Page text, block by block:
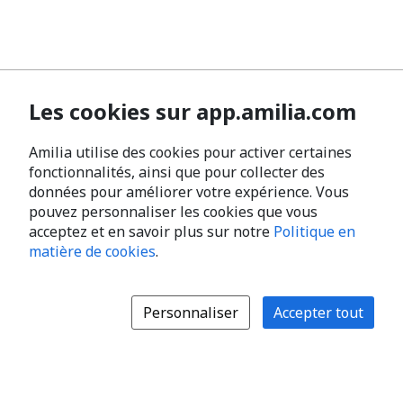
Les cookies sur app.amilia.com
Amilia utilise des cookies pour activer certaines
fonctionnalités, ainsi que pour collecter des
données pour améliorer votre expérience. Vous
pouvez personnaliser les cookies que vous
acceptez et en savoir plus sur notre Politique en
matière de cookies.
Personnaliser Accepter tout